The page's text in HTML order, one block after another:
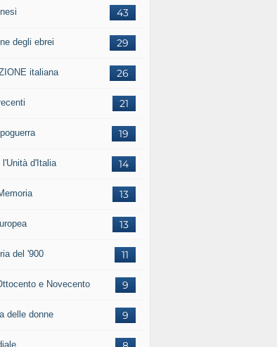
43
29
degli ebrei
26
italiana
21
19
14
l'Unità d'Italia
13
13
11
del '900
9
e Novecento
9
delle donne